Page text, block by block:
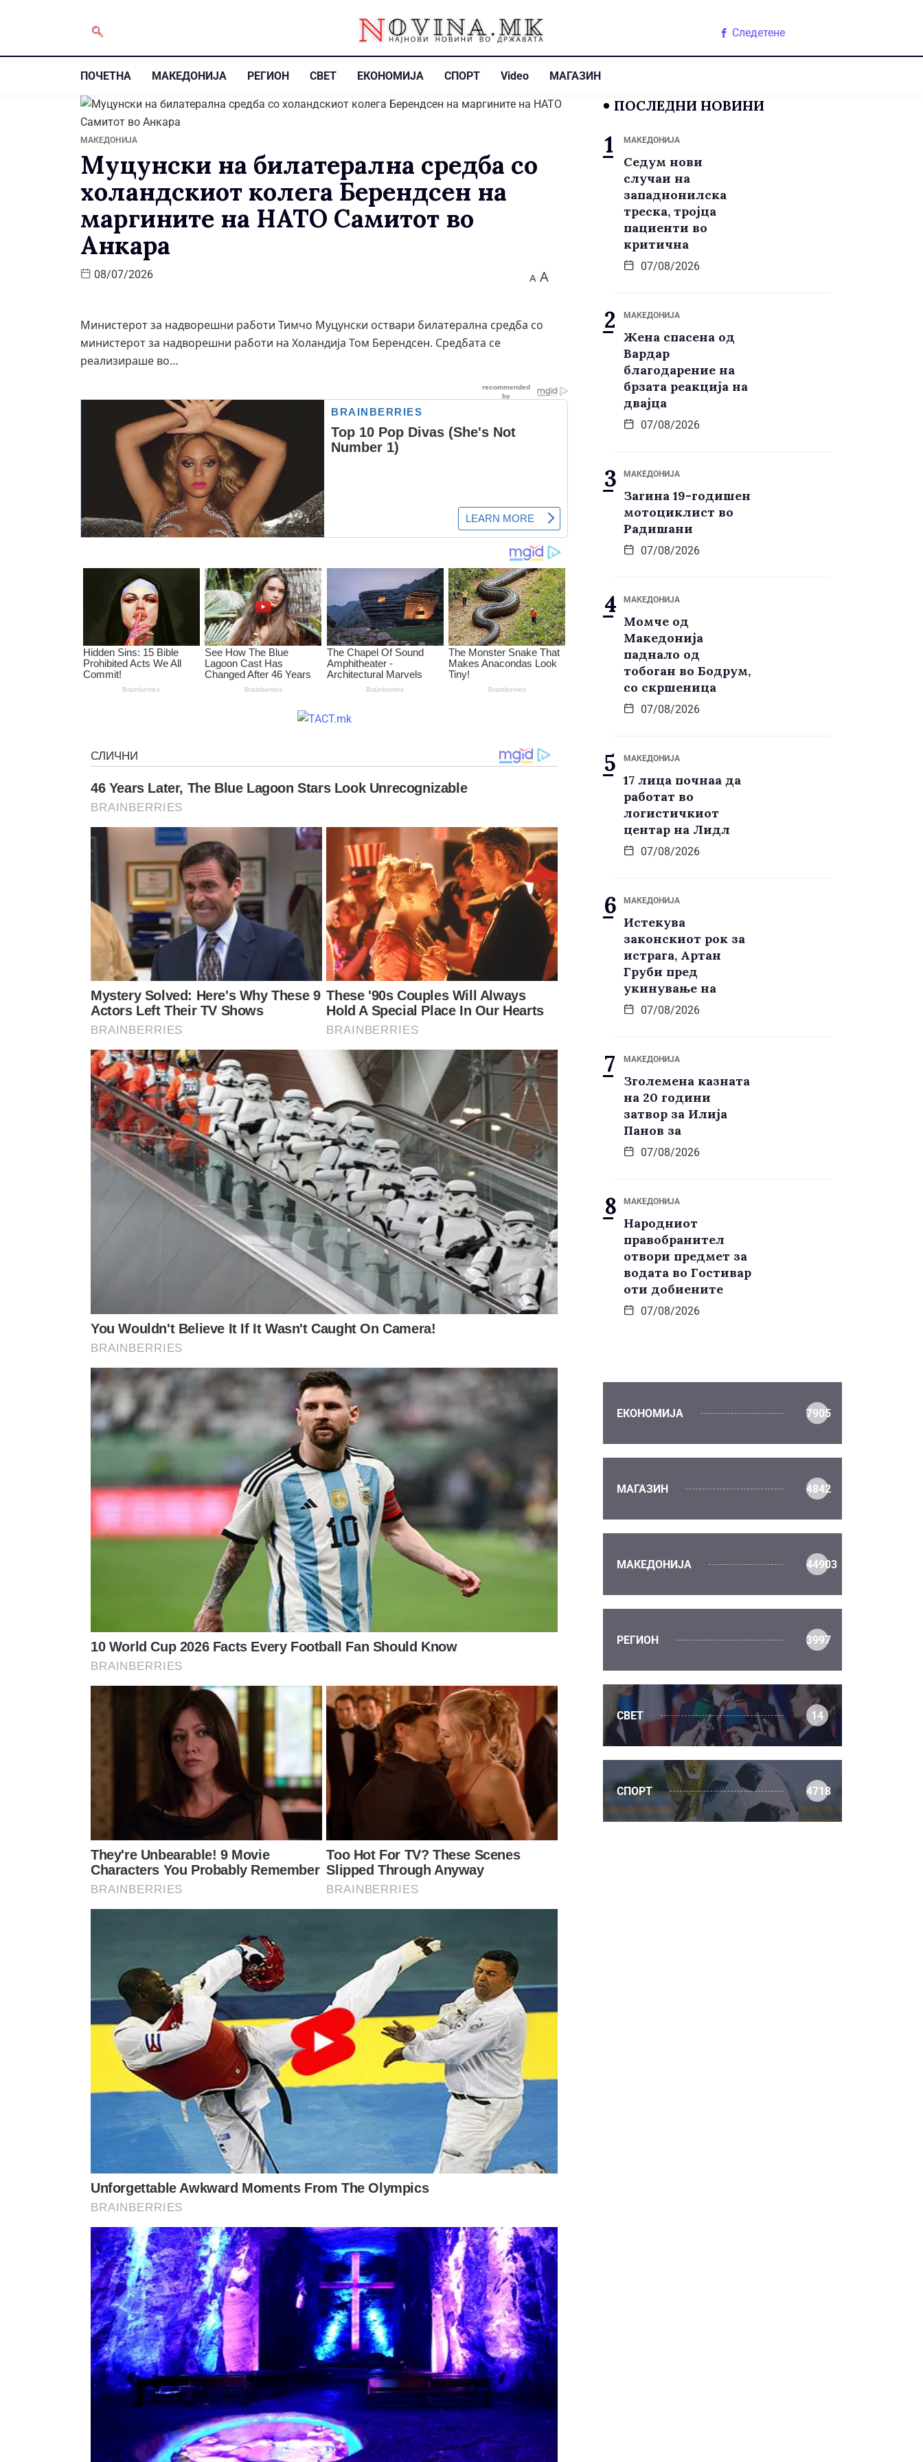
Следетене
ПОЧЕТНА МАКЕДОНИЈА РЕГИОН СВЕТ ЕКОНОМИЈА СПОРТ Video МАГАЗИН
МАКЕДОНИЈА
Муцунски на билатерална средба со
холандскиот колега Берендсен на
маргините на НАТО Самитот во
Анкара
08/07/2026 A A
Министерот за надворешни работи Тимчо Муцунски оствари билатерална средба со
министерот за надворешни работи на Холандија Том Берендсен. Средбата се
реализираше во…
ПОСЛЕДНИ НОВИНИ
МАКЕДОНИЈА
Седум нови
случаи на
западнонилска
треска, тројца
пациенти во
критична
07/08/2026
МАКЕДОНИЈА
Жена спасена од
Вардар
благодарение на
брзата реакција на
двајца
07/08/2026
МАКЕДОНИЈА
Загина 19-годишен
мотоциклист во
Радишани
07/08/2026
МАКЕДОНИЈА
Момче од
Македонија
паднало од
тобоган во Бодрум,
со скршеница
07/08/2026
МАКЕДОНИЈА
17 лица почнаа да
работат во
логистичкиот
центар на Лидл
07/08/2026
МАКЕДОНИЈА
Истекува
законскиот рок за
истрага, Артан
Груби пред
укинување на
07/08/2026
МАКЕДОНИЈА
Зголемена казната
на 20 години
затвор за Илија
Панов за
07/08/2026
МАКЕДОНИЈА
Народниот
правобранител
отвори предмет за
водата во Гостивар
оти добиените
07/08/2026
ЕКОНОМИЈА 7905
МАГАЗИН 4842
МАКЕДОНИЈА 44903
РЕГИОН 3997
СВЕТ 14
СПОРТ 4718